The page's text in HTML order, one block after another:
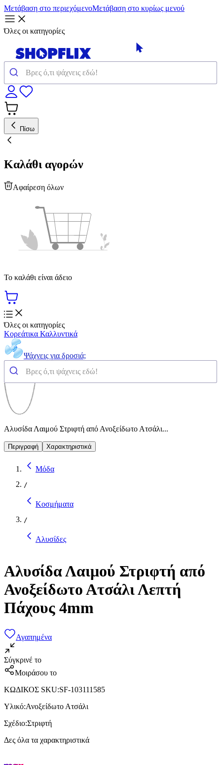
Μετάβαση στο περιεχόμενοΜετάβαση στο κυρίως μενού
Όλες οι κατηγορίες
Πίσω
Καλάθι αγορών
Αφαίρεση όλων
Το καλάθι είναι άδειο
Όλες οι κατηγορίες
Κορεάτικα Καλλυντικά
Ψάχνεις για δροσιά;
Αλυσίδα Λαιμού Στριφτή από Ανοξείδωτο Ατσάλι...
Περιγραφή Χαρακτηριστικά
Μόδα
/
Κοσμήματα
/
Αλυσίδες
Αλυσίδα Λαιμού Στριφτή από
Ανοξείδωτο Ατσάλι Λεπτή
Πάχους 4mm
Αγαπημένα
Σύγκρινέ το
Μοιράσου το
ΚΩΔΙΚΟΣ SKU:SF-103111585
Υλικό:Ανοξείδωτο Ατσάλι
Σχέδιο:Στριφτή
Δες όλα τα χαρακτηριστικά